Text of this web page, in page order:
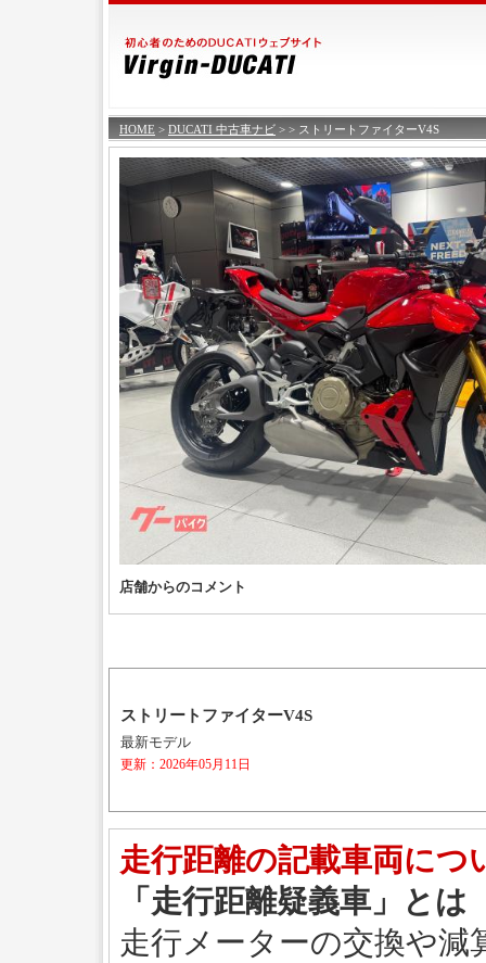
HOME > DUCATI 中古車ナビ > > ストリートファイターV4S
店舗からのコメント
ストリートファイターV4S
最新モデル
更新：2026年05月11日
走行距離の記載車両につ
「走行距離疑義車」とは
走行メーターの交換や減